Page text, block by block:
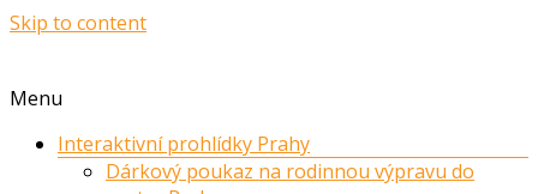
Skip to content
Menu
Interaktivní prohlídky Prahy
Dárkový poukaz na rodinnou výpravu do